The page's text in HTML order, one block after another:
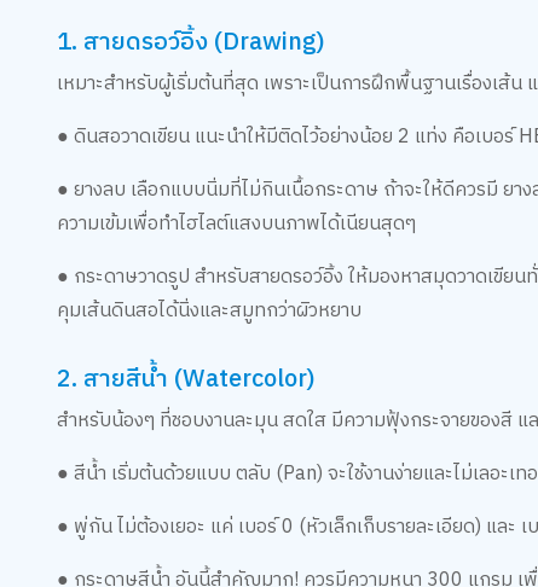
1. สายดรอว์อิ้ง (Drawing)
เหมาะสำหรับผู้เริ่มต้นที่สุด เพราะเป็นการฝึกพื้นฐานเรื่องเส้
● ดินสอวาดเขียน แนะนำให้มีติดไว้อย่างน้อย 2 แท่ง คือเบอร์
● ยางลบ เลือกแบบนิ่มที่ไม่กินเนื้อกระดาษ ถ้าจะให้ดีควรมี ย
ความเข้มเพื่อทำไฮไลต์แสงบนภาพได้เนียนสุดๆ
● กระดาษวาดรูป สำหรับสายดรอว์อิ้ง ให้มองหาสมุดวาดเขี
คุมเส้นดินสอได้นิ่งและสมูทกว่าผิวหยาบ
2. สายสีน้ำ (Watercolor)
สำหรับน้องๆ ที่ชอบงานละมุน สดใส มีความฟุ้งกระจายของสี
● สีน้ำ เริ่มต้นด้วยแบบ ตลับ (Pan) จะใช้งานง่ายและไม่เลอะเท
● พู่กัน ไม่ต้องเยอะ แค่ เบอร์ 0 (หัวเล็กเก็บรายละเอียด) และ